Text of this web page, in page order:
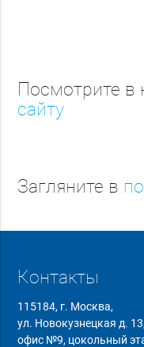
Посмотрите в
сайту
Загляните в
Контакты
115184, г. Москва,
ул. Новокузнецкая д.
офис №9, цокольный